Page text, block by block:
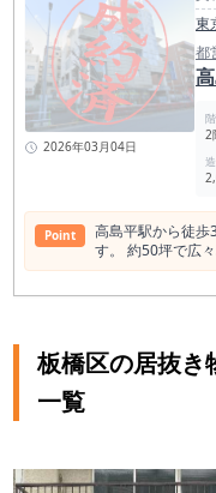
2026年03月04日
東
都
2
Point
高島平駅から徒歩
す。 約50坪で広々利用可能♪ 高島平駅
近1年間） 平均坪単価 10,349円 最も高い坪単価
駅周辺スポット
水プール 都立赤
板橋区の居抜き
一覧